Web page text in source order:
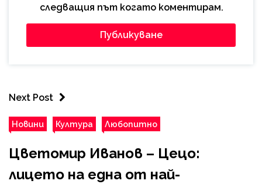
следващия път когато коментирам.
Next Post
Новини Култура Любопитно
Цветомир Иванов – Цецо:
лицето на една от най-